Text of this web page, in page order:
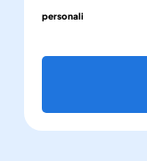
personali